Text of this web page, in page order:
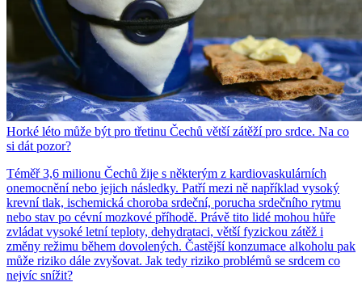
Horké léto může být pro třetinu Čechů větší zátěží pro srdce. Na co
si dát pozor?
Téměř 3,6 milionu Čechů žije s některým z kardiovaskulárních
onemocnění nebo jejich následky. Patří mezi ně například vysoký
krevní tlak, ischemická choroba srdeční, porucha srdečního rytmu
nebo stav po cévní mozkové příhodě. Právě tito lidé mohou hůře
zvládat vysoké letní teploty, dehydrataci, větší fyzickou zátěž i
změny režimu během dovolených. Častější konzumace alkoholu pak
může riziko dále zvyšovat. Jak tedy riziko problémů se srdcem co
nejvíc snížit?